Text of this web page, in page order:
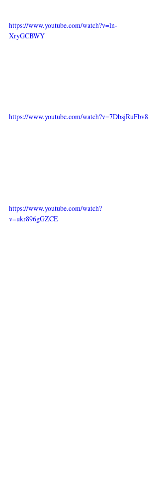
https://www.youtube.com/watch?v=ln-
XryGCBWY
https://www.youtube.com/watch?v=7DbsjRuFbv8
https://www.youtube.com/watch?
v=ukr896gGZCE